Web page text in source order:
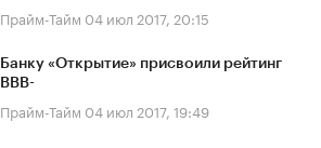
Прайм-Тайм 04 июл 2017, 20:15
Банку «Открытие» присвоили рейтинг
BBB-
Прайм-Тайм 04 июл 2017, 19:49